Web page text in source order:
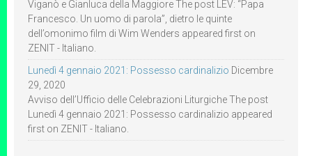
Viganò e Gianluca della Maggiore The post LEV: “Papa
Francesco. Un uomo di parola”, dietro le quinte
dell’omonimo film di Wim Wenders appeared first on
ZENIT - Italiano.
Lunedì 4 gennaio 2021: Possesso cardinalizio Dicembre
29, 2020
Avviso dell’Ufficio delle Celebrazioni Liturgiche The post
Lunedì 4 gennaio 2021: Possesso cardinalizio appeared
first on ZENIT - Italiano.